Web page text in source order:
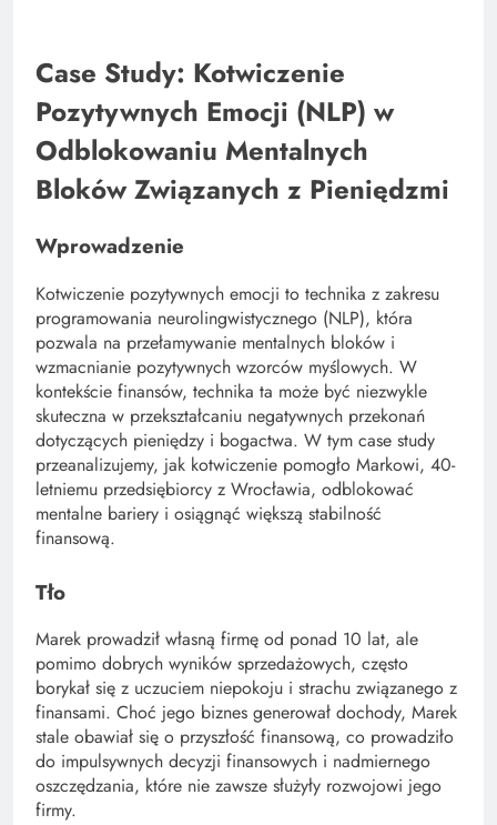
Case Study: Kotwiczenie
Pozytywnych Emocji (NLP) w
Odblokowaniu Mentalnych
Bloków Związanych z Pieniędzmi
Wprowadzenie
Kotwiczenie pozytywnych emocji to technika z zakresu
programowania neurolingwistycznego (NLP), która
pozwala na przełamywanie mentalnych bloków i
wzmacnianie pozytywnych wzorców myślowych. W
kontekście finansów, technika ta może być niezwykle
skuteczna w przekształcaniu negatywnych przekonań
dotyczących pieniędzy i bogactwa. W tym case study
przeanalizujemy, jak kotwiczenie pomogło Markowi, 40-
letniemu przedsiębiorcy z Wrocławia, odblokować
mentalne bariery i osiągnąć większą stabilność
finansową.
Tło
Marek prowadził własną firmę od ponad 10 lat, ale
pomimo dobrych wyników sprzedażowych, często
borykał się z uczuciem niepokoju i strachu związanego z
finansami. Choć jego biznes generował dochody, Marek
stale obawiał się o przyszłość finansową, co prowadziło
do impulsywnych decyzji finansowych i nadmiernego
oszczędzania, które nie zawsze służyły rozwojowi jego
firmy.